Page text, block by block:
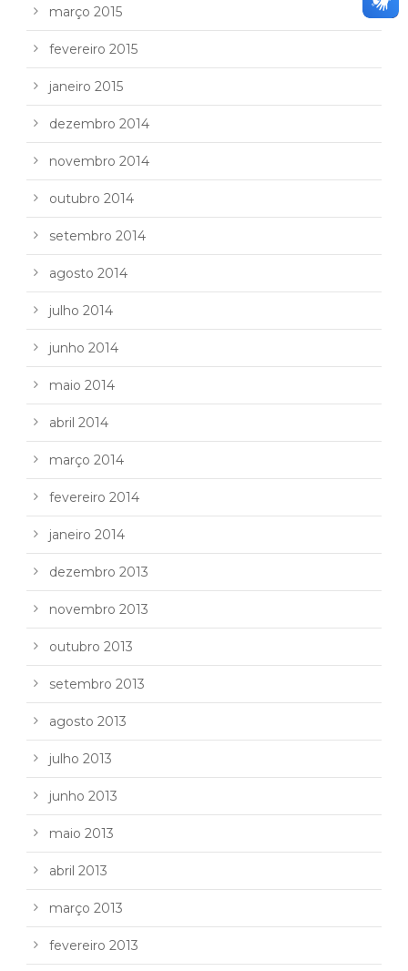
março 2015
fevereiro 2015
janeiro 2015
dezembro 2014
novembro 2014
outubro 2014
setembro 2014
agosto 2014
julho 2014
junho 2014
maio 2014
abril 2014
março 2014
fevereiro 2014
janeiro 2014
dezembro 2013
novembro 2013
outubro 2013
setembro 2013
agosto 2013
julho 2013
junho 2013
maio 2013
abril 2013
março 2013
fevereiro 2013